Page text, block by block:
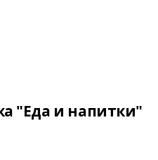
"Еда и напитки"